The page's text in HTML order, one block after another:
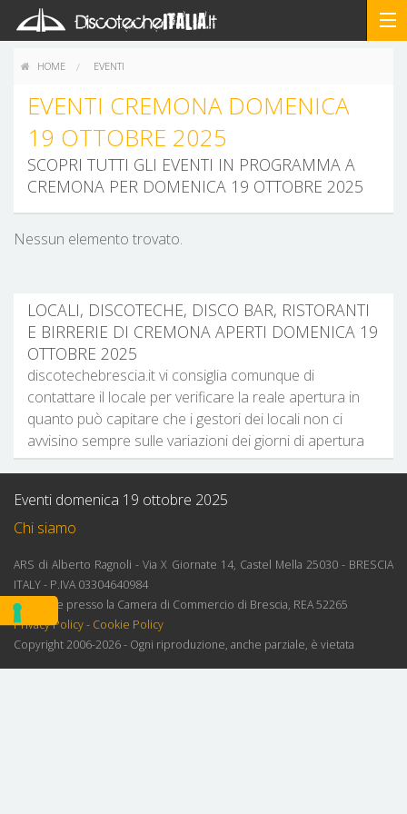
HOME EVENTI
EVENTI CREMONA DOMENICA
19 OTTOBRE 2025
SCOPRI TUTTI GLI EVENTI IN PROGRAMMA A
CREMONA PER DOMENICA 19 OTTOBRE 2025
Nessun elemento trovato.
LOCALI, DISCOTECHE, DISCO BAR, RISTORANTI
E BIRRERIE DI CREMONA APERTI DOMENICA 19
OTTOBRE 2025
discotechebrescia.it vi consiglia comunque di
contattare il locale per verificare la reale apertura in
quanto può capitare che i gestori dei locali non ci
avvisino sempre sulle variazioni dei giorni di apertura
Eventi domenica 19 ottobre 2025
Chi siamo
ARS di Alberto Ragnoli - Via X Giornate 14, Castel Mella 25030 - BRESCIA
ITALY - P.IVA 03304640984
Iscrizione presso la Camera di Commercio di Brescia, REA 52265
Privacy Policy- Cookie Policy
Copyright 2006-2026 - Ogni riproduzione, anche parziale, è vietata